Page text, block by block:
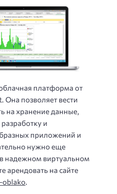
платформа от
позволяет вести
на хранение данные,
разработку и
приложений и
нужно еще
надежном виртуальном
арендовать на сайте
oblako.